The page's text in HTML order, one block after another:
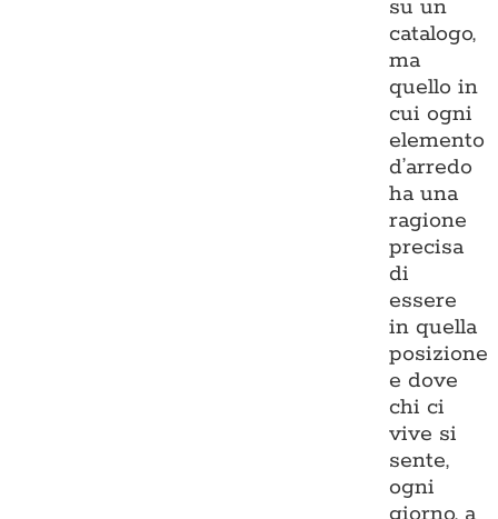
su un
catalogo,
ma
quello in
cui ogni
elemento
d’arredo
ha una
ragione
precisa
di
essere
in quella
posizione
e dove
chi ci
vive si
sente,
ogni